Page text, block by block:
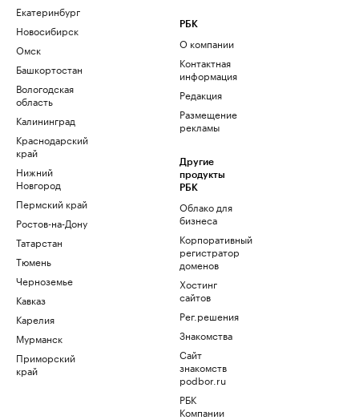
Екатеринбург
Новосибирск
Омск
Башкортостан
Вологодская
область
Калининград
Краснодарский
край
Нижний
Новгород
Пермский край
Ростов-на-Дону
Татарстан
Тюмень
Черноземье
Кавказ
Карелия
Мурманск
Приморский
край
РБК
О компании
Контактная
информация
Редакция
Размещение
рекламы
Другие
продукты
РБК
Облако для
бизнеса
Корпоративный
регистратор
доменов
Хостинг
сайтов
Рег.решения
Знакомства
Сайт
знакомств
podbor.ru
РБК
Компании